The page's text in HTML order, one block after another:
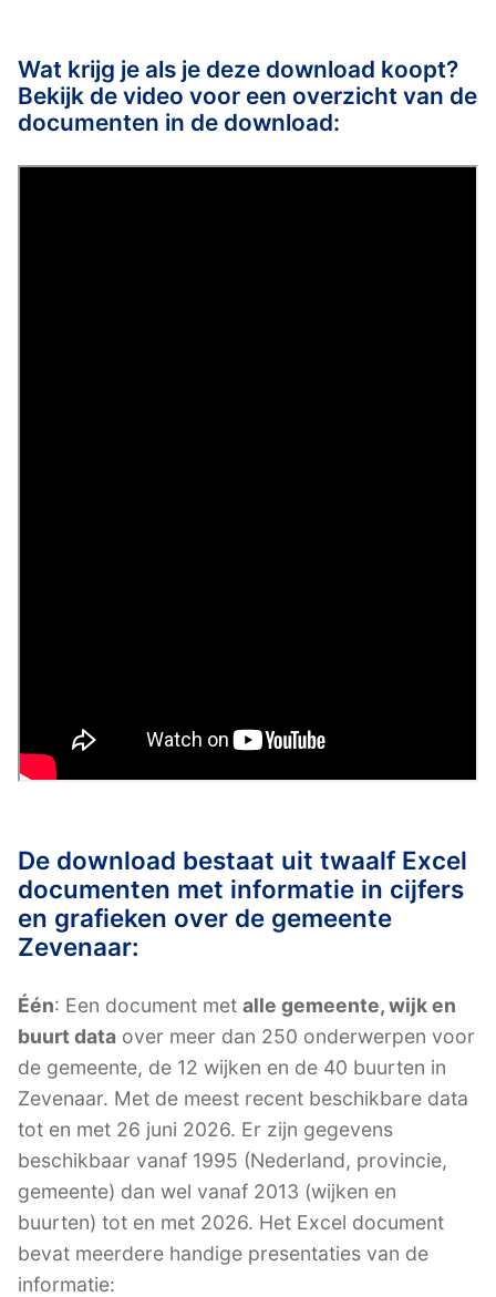
Wat krijg je als je deze download koopt?
Bekijk de video voor een overzicht van de
documenten in de download:
De download bestaat uit twaalf Excel
documenten met informatie in cijfers
en grafieken over de gemeente
Zevenaar:
Één: Een document met alle gemeente, wijk en
buurt data over meer dan 250 onderwerpen voor
de gemeente, de 12 wijken en de 40 buurten in
Zevenaar. Met de meest recent beschikbare data
tot en met 26 juni 2026. Er zijn gegevens
beschikbaar vanaf 1995 (Nederland, provincie,
gemeente) dan wel vanaf 2013 (wijken en
buurten) tot en met 2026. Het Excel document
bevat meerdere handige presentaties van de
informatie: